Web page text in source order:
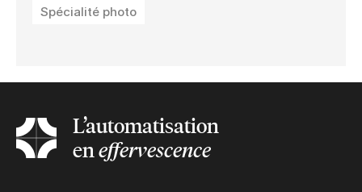
Spécialité photo
L’automatisation
eneffervescence